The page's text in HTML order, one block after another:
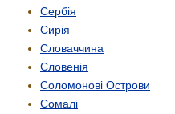
Сербія
Сирія
Словаччина
Словенія
Соломонові Острови
Сомалі